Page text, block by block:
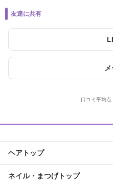
友達に共有
口コミ平均点
ヘアトップ
ネイル・まつげトップ